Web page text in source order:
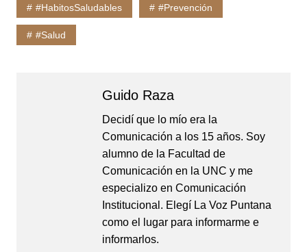
#HabitosSaludables #Prevención
#Salud
Guido Raza
Decidí que lo mío era la
Comunicación a los 15 años. Soy
alumno de la Facultad de
Comunicación en la UNC y me
especializo en Comunicación
Institucional. Elegí La Voz Puntana
como el lugar para informarme e
informarlos.